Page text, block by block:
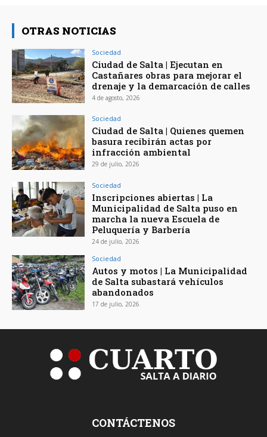
OTRAS NOTICIAS
Sociedad
Ciudad de Salta | Ejecutan en
Castañares obras para mejorar el
drenaje y la demarcación de calles
4 de agosto, 2026
Sociedad
Ciudad de Salta | Quienes quemen
basura recibirán actas por
infracción ambiental
29 de julio, 2026
Sociedad
Inscripciones abiertas | La
Municipalidad de Salta puso en
marcha la nueva Escuela de
Peluquería y Barbería
24 de julio, 2026
Sociedad
Autos y motos | La Municipalidad
de Salta subastará vehículos
abandonados
17 de julio, 2026
CONTÁCTENOS